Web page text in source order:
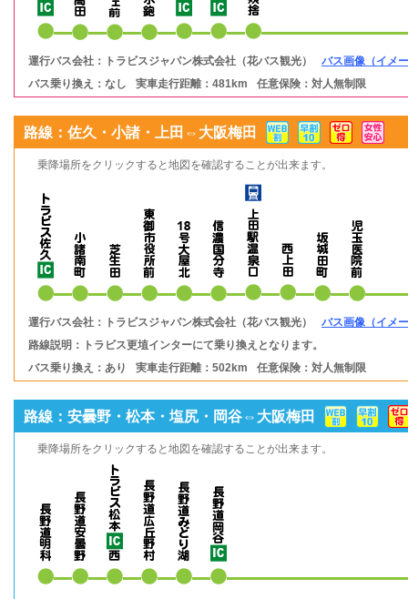
運行バス会社：トラビスジャパン株式会社（花バス観光）
バス画像（イメ
バス乗り換え：なし
実車走行距離：481km 任意保険：対人無制限
路線：佐久・小諸・上田⇔大阪梅田
乗降場所をクリックすると地図を確認することが出来ます。
運行バス会社：トラビスジャパン株式会社（花バス観光）
バス画像（イメ
路線説明：トラビス更埴インターにて乗り換えとなります。
バス乗り換え：あり
実車走行距離：502km 任意保険：対人無制限
路線：安曇野・松本・塩尻・岡谷⇔大阪梅田
乗降場所をクリックすると地図を確認することが出来ます。